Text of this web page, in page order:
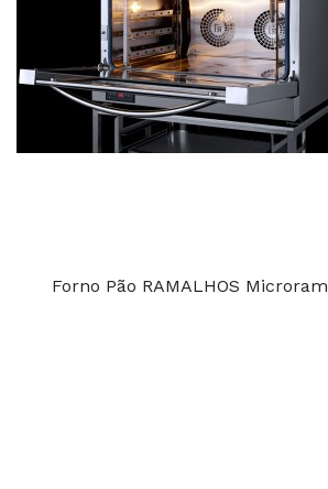
Forno Pão RAMALHOS Microram